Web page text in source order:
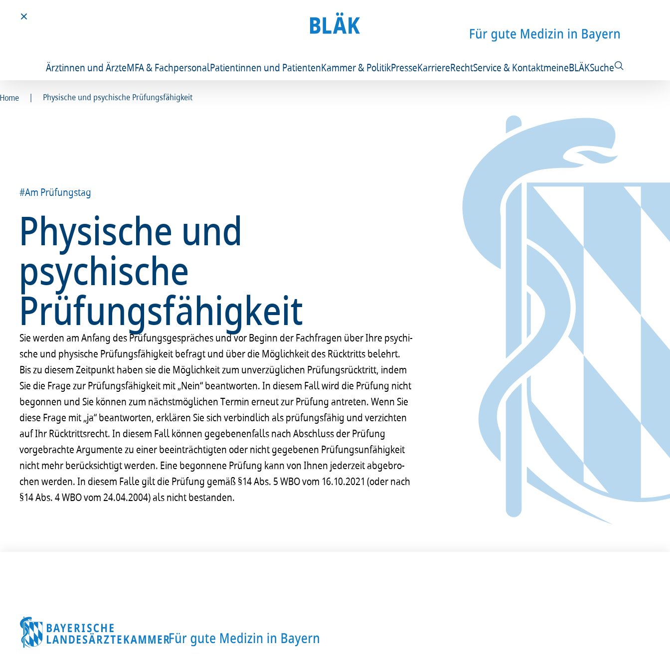
Ärztinnen und ÄrzteMFA & FachpersonalPatientinnen und PatientenKammer & PolitikPresseKarriereRechtService & KontaktmeineBLÄKSuche
Home | Physische und psychische Prüfungsfähigkeit
#Am Prüfungstag
Physische und
psychische
Prüfungsfähigkeit
Sie werden am Anfang des Prüfungs­ge­sprä­ches und vor Beginn der Fach­fra­gen über Ihre psychi­
sche und physi­sche Prüfungs­fä­hig­keit befragt und über die Möglich­keit des Rück­tritts belehrt.
Bis zu diesem Zeit­punkt haben sie die Möglich­keit zum unver­züg­li­chen Prüfungs­rück­tritt, indem
Sie die Frage zur Prüfungs­fä­hig­keit mit „Nein“ beant­wor­ten. In diesem Fall wird die Prüfung nicht
begon­nen und Sie können zum nächst­mög­li­chen Termin erneut zur Prüfung antre­ten. Wenn Sie
diese Frage mit „ja“ beant­wor­ten, erklä­ren Sie sich verbind­lich als prüfungs­fä­hig und verzich­ten
auf Ihr Rück­tritts­recht. In diesem Fall können gege­be­nen­falls nach Abschluss der Prüfung
vorge­brachte Argu­mente zu einer beein­träch­tig­ten oder nicht gege­be­nen Prüfungs­un­fä­hig­keit
nicht mehr berück­sich­tigt werden. Eine begon­nene Prüfung kann von Ihnen jeder­zeit abge­bro­
chen werden. In diesem Falle gilt die Prüfung gemäß §14 Abs. 5 WBO vom 16.10.2021 (oder nach
§14 Abs. 4 WBO vom 24.04.2004) als nicht bestan­den.